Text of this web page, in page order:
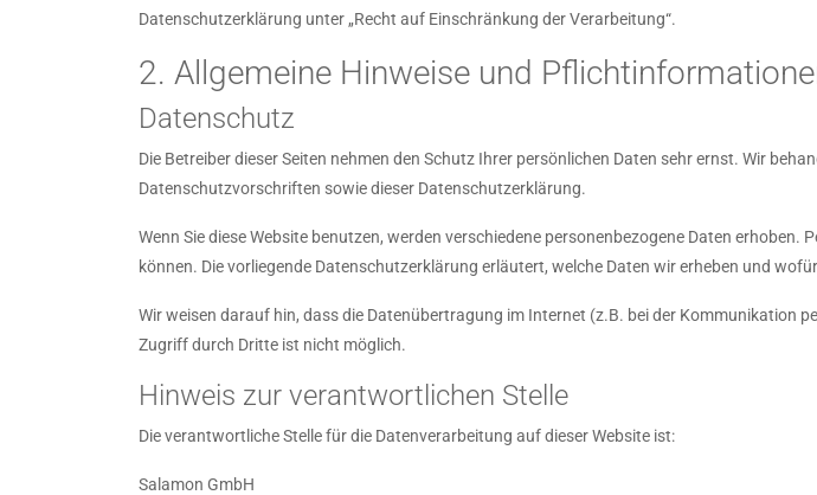
Datenschutzerklärung unter „Recht auf Einschränkung der Verarbeitung“.
2. Allgemeine Hinweise und
Datenschutz
Die Betreiber dieser Seiten nehmen den Schutz Ihrer persönlichen Daten sehr ernst. Wir
Datenschutzvorschriften sowie dieser Datenschutzerklärung.
Wenn Sie diese Website benutzen, werden verschiedene personenbezogene Daten
können. Die vorliegende Datenschutzerklärung erläutert, welche Daten wir erheben und
Wir weisen darauf hin, dass die Datenübertragung im Internet (z.B. bei der Kommunikation
Zugriff durch Dritte ist nicht möglich.
Hinweis zur verantwortlichen Stelle
Die verantwortliche Stelle für die Datenverarbeitung auf dieser Website ist:
Salamon GmbH